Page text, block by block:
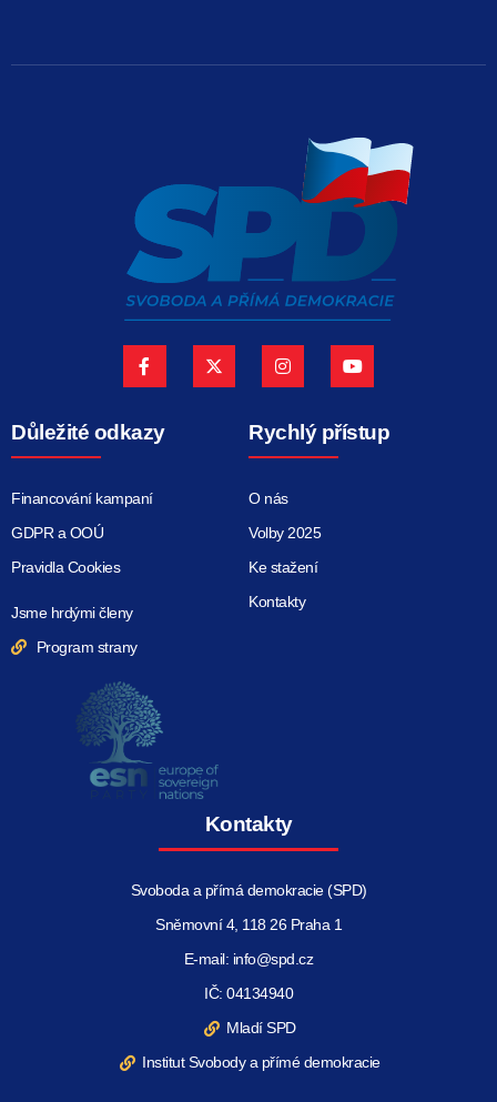
Důležité odkazy
Financování kampaní
GDPR a OOÚ
Pravidla Cookies
Jsme hrdými členy
Program strany
Rychlý přístup
O nás
Volby 2025
Ke stažení
Kontakty
Kontakty
Svoboda a přímá demokracie (SPD)
Sněmovní 4, 118 26 Praha 1
E-mail: info@spd.cz
IČ: 04134940
Mladí SPD
Institut Svobody a přímé demokracie